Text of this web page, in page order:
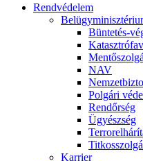
Rendvédelem
Büntetés-
NAV
Polgári
Rendőrség
Ügyészség
Karrier